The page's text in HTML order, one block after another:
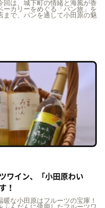
回は、城下町の情緒と海風が香
ーカリーをめぐる「パン旅」を
まで、パンを通して小田原の魅
ワイン、「小田原わい
！
な小田原はフルーツの宝庫！